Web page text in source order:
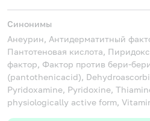
Синонимы
Анеурин, Антидерматитный
Пантотеновая кислота,
фактор, Фактор против бери-
(pantothenicacid),
Pyridoxamine, Pyridoxine,
physiologically active form,